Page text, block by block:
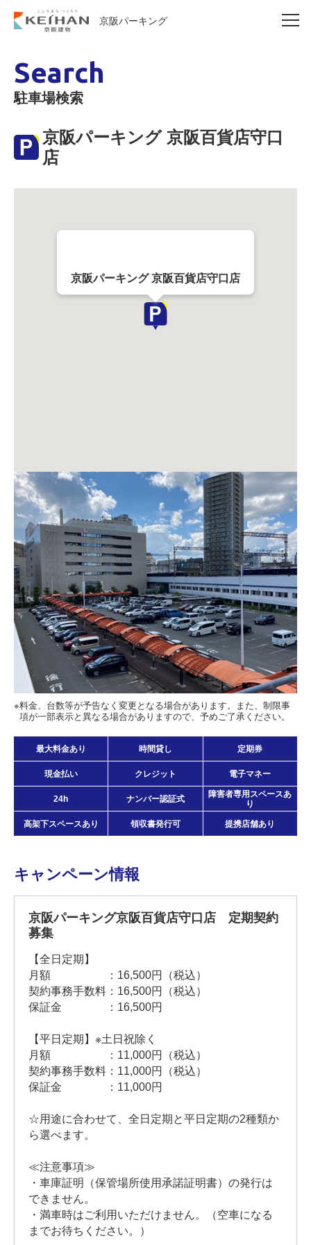
京阪パーキング
Search
駐車場検索
京阪パーキング 京阪百貨店守口
店
京阪パーキング 京阪百貨店守口店
料金、台数等が予告なく変更となる場合があります。また、制限事
項が一部表示と異なる場合がありますので、予めご了承ください。
最大料金あり 時間貸し 定期券
現金払い クレジット 電子マネー
24h ナンバー認証式
障害者専用スペースあ
り
高架下スペースあり 領収書発行可 提携店舗あり
キャンペーン情報
京阪パーキング京阪百貨店守口店 定期契約
募集
【全日定期】
月額 ：16,500円（税込）
契約事務手数料：16,500円（税込）
保証金 ：16,500円
【平日定期】※土日祝除く
月額 ：11,000円（税込）
契約事務手数料：11,000円（税込）
保証金 ：11,000円
☆用途に合わせて、全日定期と平日定期の2種類か
ら選べます。
≪注意事項≫
・車庫証明（保管場所使用承諾証明書）の発行は
できません。
・満車時はご利用いただけません。（空車になる
までお待ちください。）